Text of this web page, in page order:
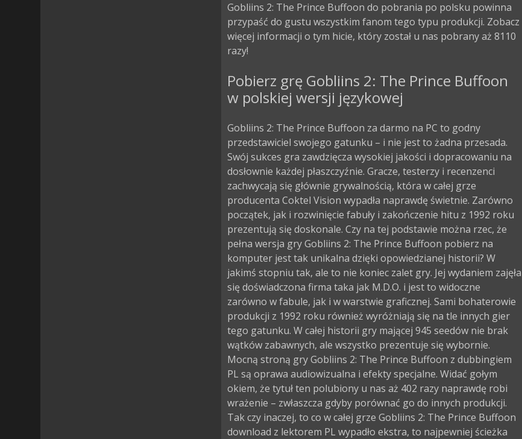
Gobliins 2: The Prince Buffoon do pobrania po polsku powinna
przypaść do gustu wszystkim fanom tego typu produkcji. Zobacz
więcej informacji o tym hicie, który został u nas pobrany aż 8110
razy!
Pobierz grę Gobliins 2: The Prince Buffoon
w polskiej wersji językowej
Gobliins 2: The Prince Buffoon za darmo na PC to godny
przedstawiciel swojego gatunku – i nie jest to żadna przesada.
Swój sukces gra zawdzięcza wysokiej jakości i dopracowaniu na
dosłownie każdej płaszczyźnie. Gracze, testerzy i recenzenci
zachwycają się głównie grywalnością, która w całej grze
producenta Coktel Vision wypadła naprawdę świetnie. Zarówno
początek, jak i rozwinięcie fabuły i zakończenie hitu z 1992 roku
prezentują się doskonale. Czy na tej podstawie można rzec, że
pełna wersja gry Gobliins 2: The Prince Buffoon pobierz na
komputer jest tak unikalna dzięki opowiedzianej historii? W
jakimś stopniu tak, ale to nie koniec zalet gry. Jej wydaniem zajęła
się doświadczona firma taka jak M.D.O. i jest to widoczne
zarówno w fabule, jak i w warstwie graficznej. Sami bohaterowie
produkcji z 1992 roku również wyróżniają się na tle innych gier
tego gatunku. W całej historii gry mającej 945 seedów nie brak
wątków zabawnych, ale wszystko prezentuje się wybornie.
Mocną stroną gry Gobliins 2: The Prince Buffoon z dubbingiem
PL są oprawa audiowizualna i efekty specjalne. Widać gołym
okiem, że tytuł ten polubiony u nas aż 402 razy naprawdę robi
wrażenie – zwłaszcza gdyby porównać go do innych produkcji.
Tak czy inaczej, to co w całej grze Gobliins 2: The Prince Buffoon
download z lektorem PL wypadło ekstra, to najpewniej ścieżka